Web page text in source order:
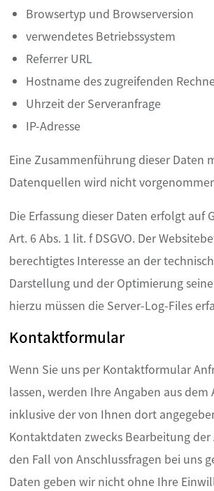
Browsertyp und Browserversion
verwendetes Betriebssystem
Referrer URL
Hostname des zugreifenden
Uhrzeit der Serveranfrage
IP-Adresse
Eine Zusammenführung dieser Daten
Datenquellen wird nicht
Die Erfassung dieser Daten erfolgt auf
Art. 6 Abs. 1 lit. f DSGVO. Der
berechtigtes Interesse an der
Darstellung und der Optimierung
hierzu müssen die Server-Log-Files
Kontaktformular
Wenn Sie uns per Kontaktformular
lassen, werden Ihre Angaben aus
inklusive der von Ihnen dort
Kontaktdaten zwecks Bearbeitung
den Fall von Anschlussfragen bei uns
Daten geben wir nicht ohne Ihre